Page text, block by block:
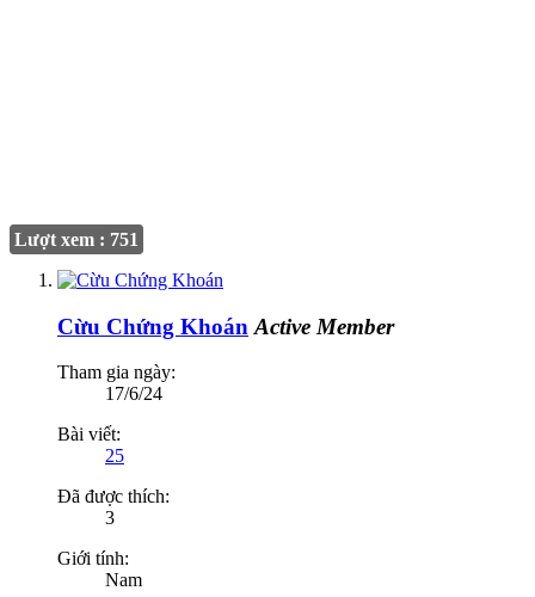
Lượt xem : 751
Cừu Chứng Khoán Active Member
Tham gia ngày:
17/6/24
Bài viết:
25
Đã được thích:
3
Giới tính:
Nam